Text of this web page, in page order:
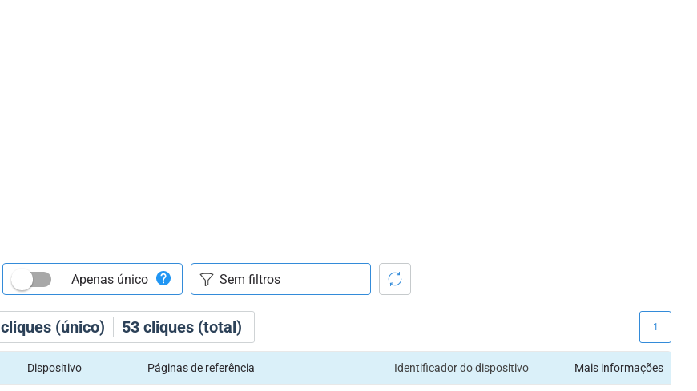
cliques (único) 53 cliques (total)
Apenas único
1
Dispositivo Páginas de referência Identificador do dispositivo Mais informações